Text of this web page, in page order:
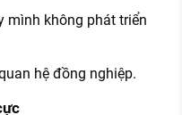
mình không phát triển
hệ đồng nghiệp.